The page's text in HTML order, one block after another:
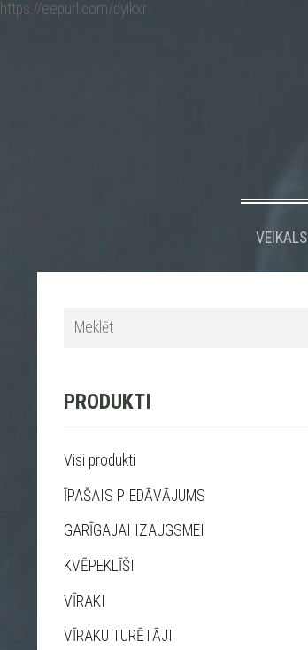
https://eepurl.com/dyikxr
VEIKALS
PRODUKTI
Visi produkti
ĪPAŠAIS PIEDĀVĀJUMS
GARĪGAJAI IZAUGSMEI
KVĒPEKLĪŠI
VĪRAKI
VĪRAKU TURĒTĀJI